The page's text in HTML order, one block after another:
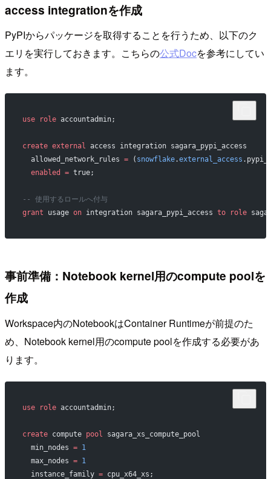
access integrationを作成
PyPIからパッケージを取得することを行うため、以下のク
エリを実行しておきます。こちらの公式Docを参考にしてい
ます。
use role accountadmin;
create external access integration sagara_pypi_access
  allowed_network_rules
= ( snowflake.external_access
  enabled
= true;
-- 使用するロールへ付与
grant usage on integration sagara_pypi_access to role
事前準備：Notebook kernel用のcompute poolを
作成
Workspace内のNotebookはContainer Runtimeが前提のた
め、Notebook kernel用のcompute poolを作成する必要があ
ります。
use role accountadmin;
create compute pool
sagara_xs_compute_pool
  min_nodes
= 1
  max_nodes
= 1
  instance_family
= cpu_x64_xs;